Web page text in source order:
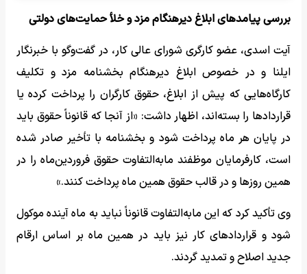
بررسی پیامدهای ابلاغ دیرهنگام مزد و خلأ حمایت‌های دولتی
آیت اسدی، عضو کارگری شورای عالی کار، در گفت‌وگو با خبرنگار
ایلنا و در خصوص ابلاغ دیرهنگام بخشنامه مزد و تکلیف
کارگاه‌هایی که پیش از ابلاغ، حقوق کارگران را پرداخت کرده یا
قراردادها را بسته‌اند، اظهار داشت: «از آنجا که قانوناً حقوق باید
در پایان هر ماه پرداخت شود و بخشنامه با تأخیر صادر شده
است، کارفرمایان موظفند مابه‌التفاوت حقوق فروردین‌ماه را در
همین روزها و در قالب حقوق همین ماه پرداخت کنند.»
وی تأکید کرد که این مابه‌التفاوت قانوناً نباید به ماه آینده موکول
شود و قراردادهای کار نیز باید در همین ماه بر اساس ارقام
جدید اصلاح و تمدید گردند.